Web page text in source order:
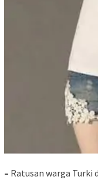
– Ratusan warga Turki